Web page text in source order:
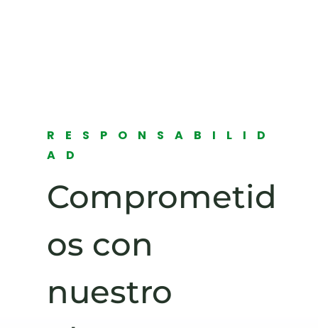
RESPONSABILID
AD
Comprometid
os con
nuestro